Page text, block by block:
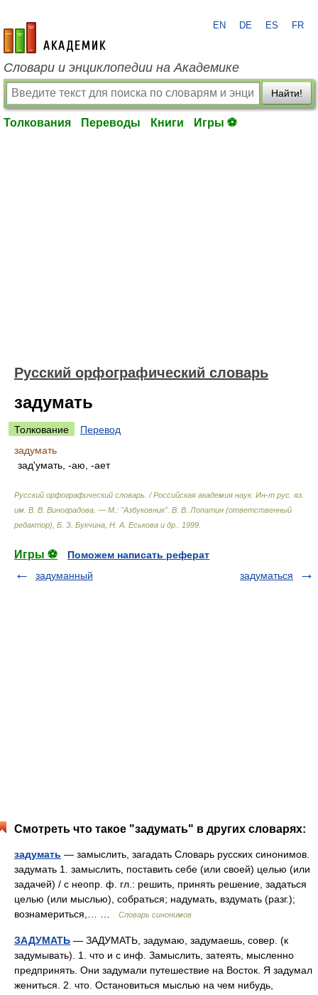
academic.ru
EN DE ES FR
Словари и энциклопедии на Академике
Найти!
Толкования Переводы Книги Игры ⚽
Русский орфографический словарь
задумать
Толкование
Перевод
задумать
зад'умать, -аю, -ает
Русский орфографический словарь. / Российская академия наук. Ин-т рус. яз.
им. В. В. Виноградова. — М.: "Азбуковник". В. В. Лопатин (ответственный
редактор), Б. З. Букчина, Н. А. Еськова и др.
1999
Игры ⚽
Поможем написать реферат
задуманный
задуматься
Смотреть что такое "задумать" в других словарях:
задумать — замыслить, загадать Словарь русских синонимов.
задумать 1. замыслить, поставить себе (или своей) целью (или
задачей) / с неопр. ф. гл.: решить, принять решение, задаться
целью (или мыслью), собраться; надумать, вздумать (разг.);
вознамериться,… …
Словарь синонимов
ЗАДУМАТЬ — ЗАДУМАТЬ, задумаю, задумаешь, совер. (к
задумывать). 1. что и с инф. Замыслить, затеять, мысленно
предпринять. Они задумали путешествие на Восток. Я задумал
жениться. 2. что. Остановиться мыслью на чем нибудь,